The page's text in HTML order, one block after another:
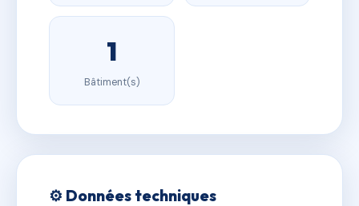
1
Bâtiment(s)
⚙️ Données techniques